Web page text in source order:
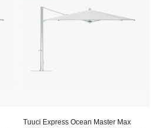
Tuuci Express Ocean Master Max